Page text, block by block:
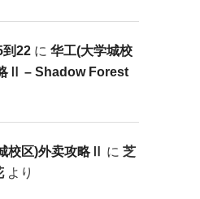
到22に 华工(大学城校
Ⅱ – Shadow Forest
校区)外卖攻略Ⅱ に 芝
より